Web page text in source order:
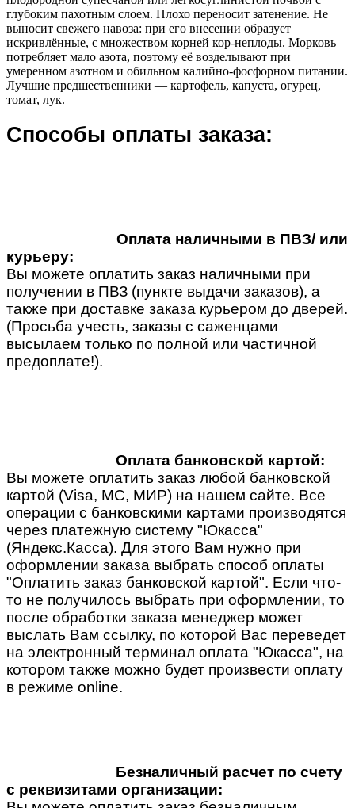
глубоким пахотным слоем. Плохо переносит затенение. Не
выносит свежего навоза: при его внесении образует
искривлённые, с множеством корней кор-неплоды. Морковь
потребляет мало азота, поэтому её возделывают при
умеренном азотном и обильном калийно-фосфорном питании.
Лучшие предшественники — картофель, капуста, огурец,
томат, лук.
Способы оплаты заказа:
Оплата наличными в ПВЗ/ или
курьеру:
Вы можете оплатить заказ наличными при
получении в ПВЗ (пункте выдачи заказов), а
также при доставке заказа курьером до дверей.
(Просьба учесть, заказы с саженцами
высылаем только по полной или частичной
предоплате!).
Оплата банковской картой:
Вы можете оплатить заказ любой банковской
картой (Visa, MC, МИР) на нашем сайте. Все
операции с банковскими картами производятся
через платежную систему "Юкасса"
(Яндекс.Касса). Для этого Вам нужно при
оформлении заказа выбрать способ оплаты
"Оплатить заказ банковской картой". Если что-
то не получилось выбрать при оформлении, то
после обработки заказа менеджер может
выслать Вам ссылку, по которой Вас переведет
на электронный терминал оплата "Юкасса", на
котором также можно будет произвести оплату
в режиме online.
Безналичный расчет по счету
с реквизитами организации: